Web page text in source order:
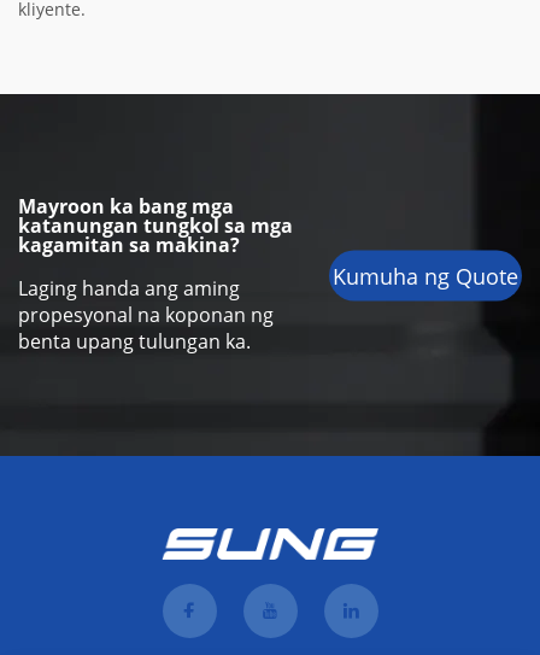
kliyente.
Mayroon ka bang mga
katanungan tungkol sa mga
kagamitan sa makina?
Laging handa ang aming
propesyonal na koponan ng
benta upang tulungan ka.
Kumuha ng Quote